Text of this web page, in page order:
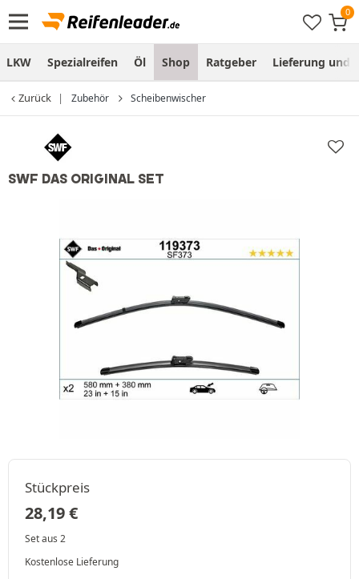
LKW Spezialreifen Öl Shop Ratgeber Lieferung und
Zurück Zubehör Scheibenwischer
SWF DAS ORIGINAL SET
Stückpreis
28,19€
Set aus 2
Kostenlose Lieferung